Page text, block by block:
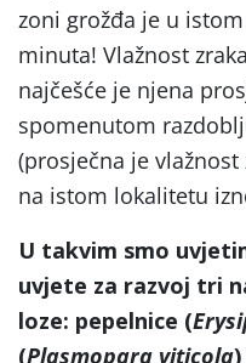
zoni grožđa je u
minuta! Vlažnost
najčešće je njena
spomenutom
(prosječna je
na istom lokalitetu
U takvim smo
uvjete za razvoj tri
loze: pepelnice (
(Plasmopara viticola